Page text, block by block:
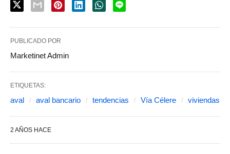
PUBLICADO POR
Marketinet Admin
ETIQUETAS:
aval aval bancario tendencias Vía Célere viviendas
2 AÑOS HACE